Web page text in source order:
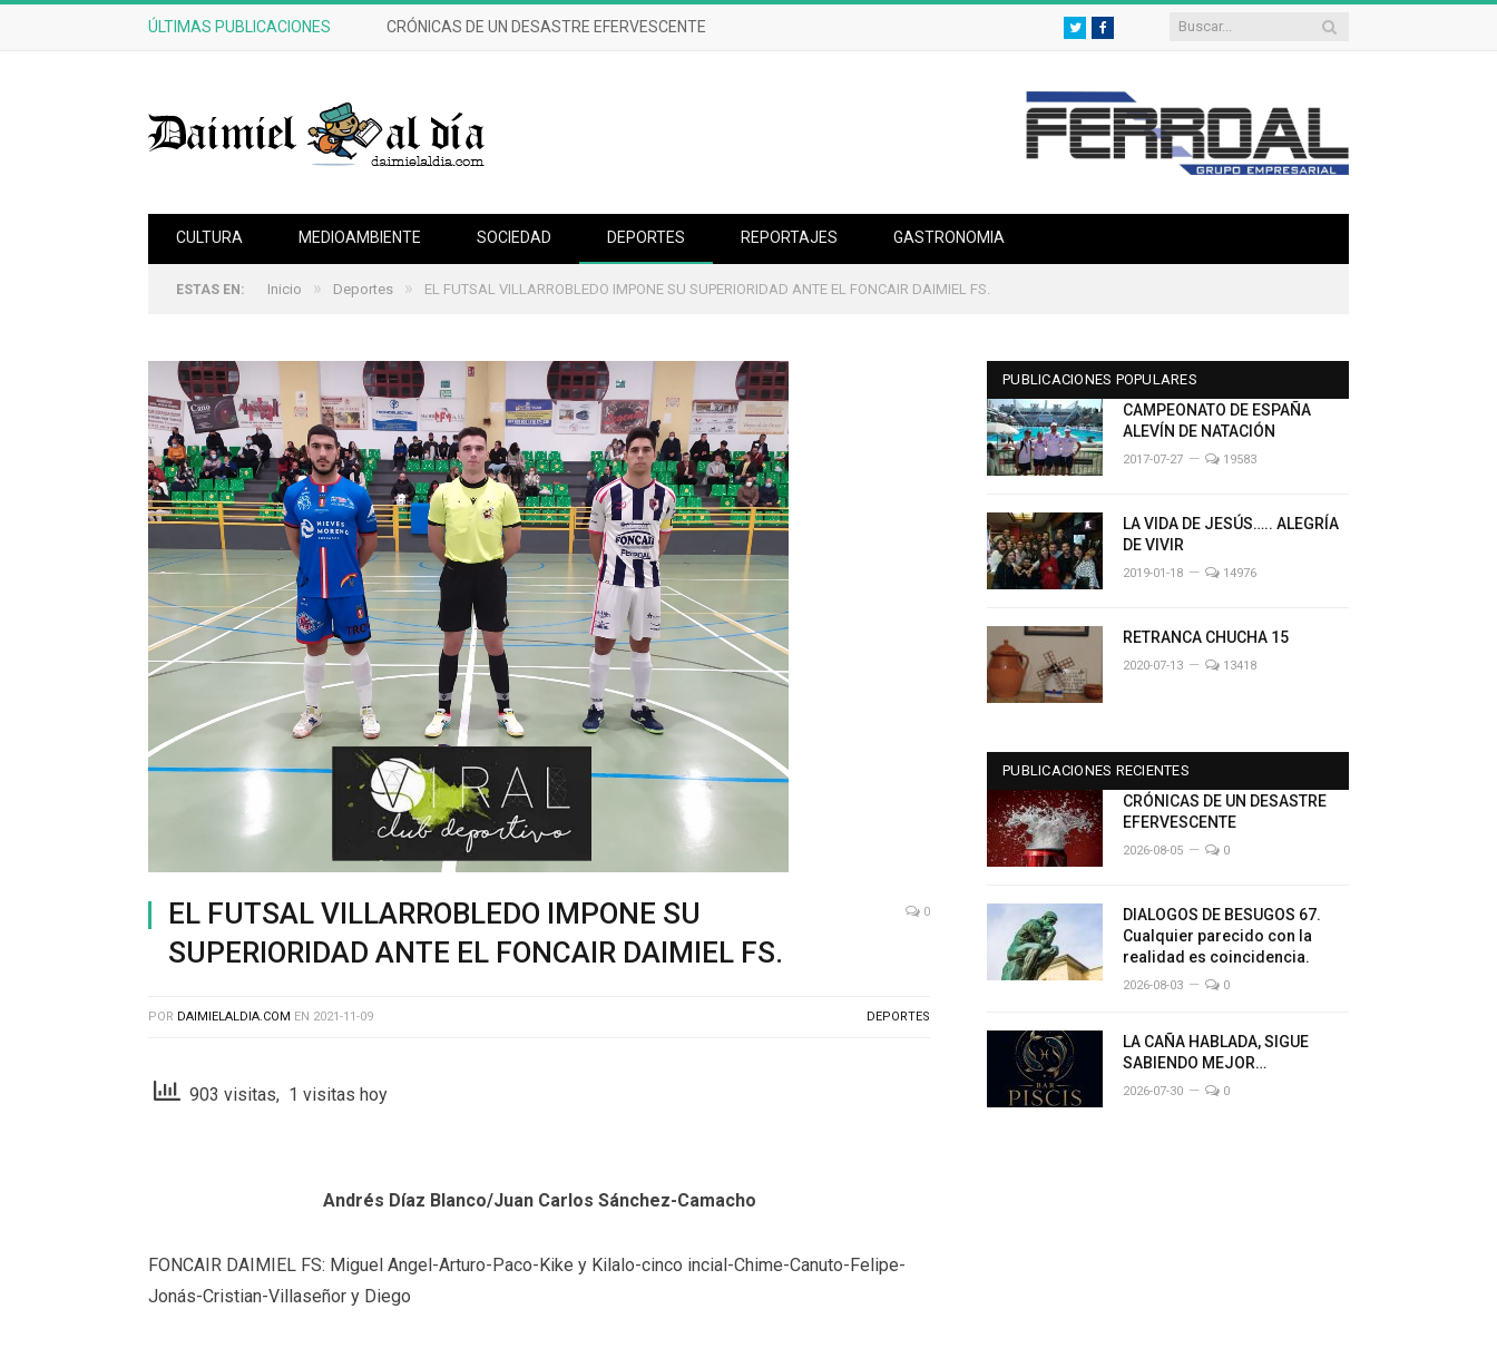
ÚLTIMAS PUBLICACIONES CRÓNICAS DE UN DESASTRE EFERVESCENTE TwitterFacebook
CULTURA MEDIOAMBIENTE SOCIEDAD DEPORTES REPORTAJES GASTRONOMIA
ESTAS EN: Inicio » Deportes » EL FUTSAL VILLARROBLEDO IMPONE SU SUPERIORIDAD ANTE EL FONCAIR DAIMIEL FS.
EL FUTSAL VILLARROBLEDO IMPONE SU
SUPERIORIDAD ANTE EL FONCAIR DAIMIEL FS.
0
POR DAIMIELALDIA.COM EN 2021-11-09 DEPORTES
903 visitas, 1 visitas hoy
Andrés Díaz Blanco/Juan Carlos Sánchez-Camacho
FONCAIR DAIMIEL FS: Miguel Angel-Arturo-Paco-Kike y Kilalo-cinco incial-Chime-Canuto-Felipe-
Jonás-Cristian-Villaseñor y Diego
PUBLICACIONES POPULARES
CAMPEONATO DE ESPAÑA
ALEVÍN DE NATACIÓN
2017-07-27 19583
LA VIDA DE JESÚS….. ALEGRÍA
DE VIVIR
2019-01-18 14976
RETRANCA CHUCHA 15
2020-07-13 13418
PUBLICACIONES RECIENTES
CRÓNICAS DE UN DESASTRE
EFERVESCENTE
2026-08-05 0
DIALOGOS DE BESUGOS 67.
Cualquier parecido con la
realidad es coincidencia.
2026-08-03 0
LA CAÑA HABLADA, SIGUE
SABIENDO MEJOR…
2026-07-30 0